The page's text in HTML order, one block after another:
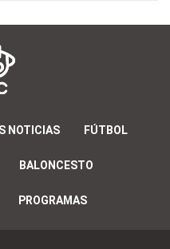
NOTICIAS FÚTBOL
BALONCESTO
PROGRAMAS